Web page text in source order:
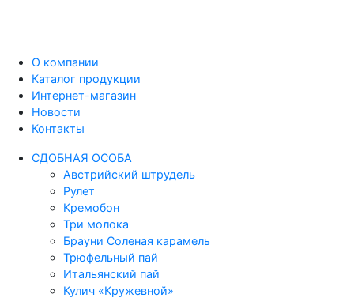
О компании
Каталог продукции
Интернет-магазин
Новости
Контакты
СДОБНАЯ ОСОБА
Австрийский штрудель
Рулет
Кремобон
Три молока
Брауни Соленая карамель
Трюфельный пай
Итальянский пай
Кулич «Кружевной»